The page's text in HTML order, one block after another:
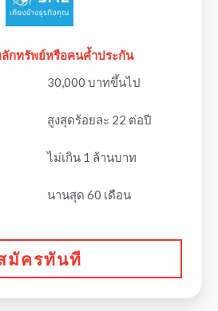
กทรัพย์หรือคนค้ำประกัน
30,000 บาทขึ้นไป
สูงสุดร้อยละ 22 ต่อปี
ไม่เกิน 1 ล้านบาท
นานสุด 60 เดือน
มัครทันที